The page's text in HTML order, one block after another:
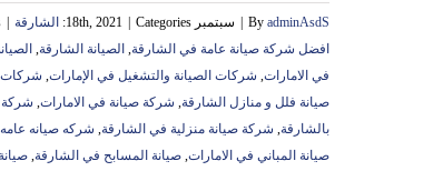
By adminAsdS سبتمبر 18th, 2021 Categories: الشارقة
افضل شركة صيانة عامة في الشارقة, الصيانة الشارقة,
في الامارات, شركات الصيانة والتشغيل في الإمارات, شركات
صيانة فلل و منازل الشارقة, شركة صيانة في الامارات, شركة
بالشارقة, شركة صيانة منزلية في الشارقة, شركه صيانه
صيانة المباني في الامارات, صيانة المسابح في الشارقة,